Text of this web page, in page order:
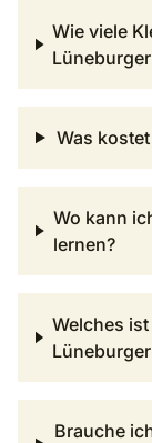
Wie viele
Was
Wo kann
lernen?
Welches
Brauche